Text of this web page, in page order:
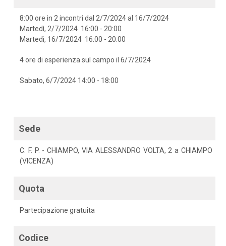
8:00 ore in 2 incontri dal 2/7/2024 al 16/7/2024
Martedì, 2/7/2024 16:00 - 20:00
Martedì, 16/7/2024 16:00 - 20:00
4 ore di esperienza sul campo il 6/7/2024
Sabato, 6/7/2024 14:00 - 18:00
Sede
C. F. P. - CHIAMPO, VIA ALESSANDRO VOLTA, 2 a CHIAMPO
(VICENZA)
Quota
Partecipazione gratuita
Codice